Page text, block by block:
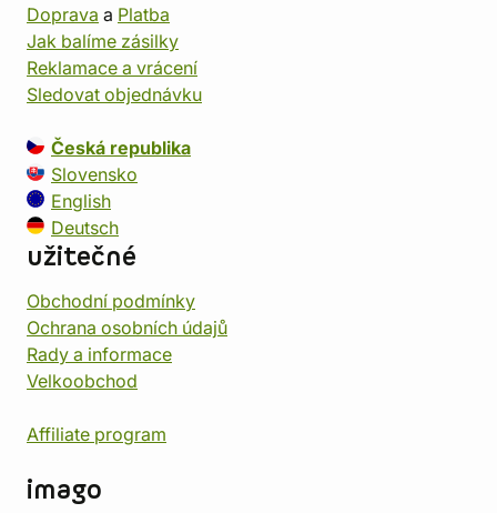
Doprava a Platba
Jak balíme zásilky
Reklamace a vrácení
Sledovat objednávku
Česká republika
Slovensko
English
Deutsch
užitečné
Obchodní podmínky
Ochrana osobních údajů
Rady a informace
Velkoobchod
Affiliate program
imago